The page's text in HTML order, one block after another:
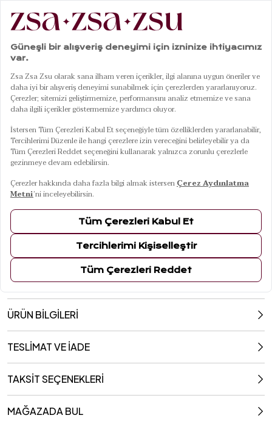
Anasayfa|Giyim| Plaj Giyim|Bikini|Daphne Bikini Üstü 23x21 Cm Mavi
Daphne Bikini Üstü 23x21 Cm Mavi
10 Ağustos Pazartesi Kargoda
Renkler MAVİ
Beden
ÜRÜN BİLGİLERİ
TESLİMAT VE İADE
TAKSİT SEÇENEKLERİ
MAĞAZADA BUL